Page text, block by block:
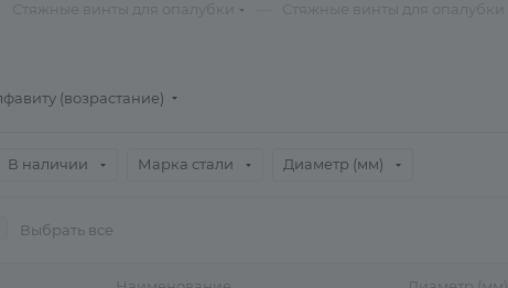
(возрастание)
В наличии Марка стали Диаметр (мм)
Выбрать все